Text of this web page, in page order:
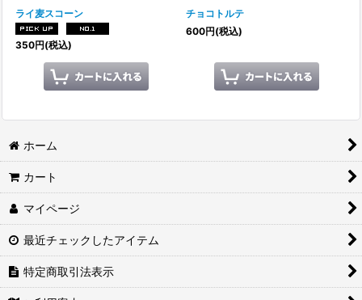
ライ麦スコーン
350円(税込)
チョコトルテ
600円(税込)
ホーム
カート
マイページ
最近チェックしたアイテム
特定商取引法表示